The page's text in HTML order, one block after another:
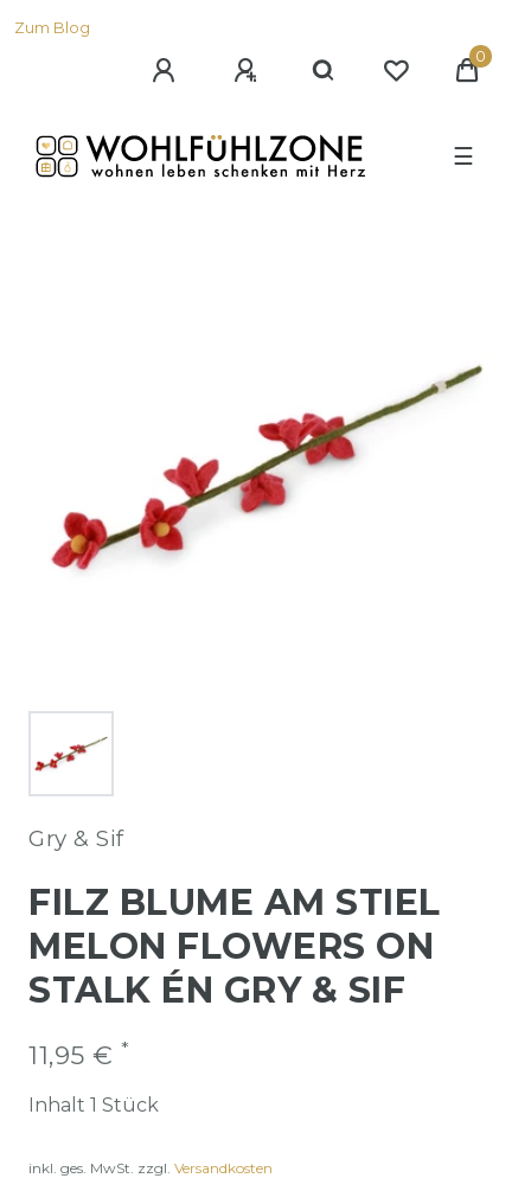
Zum Blog
0
☰
Gry & Sif
FILZ BLUME AM STIEL
MELON FLOWERS ON
STALK ÉN GRY & SIF
11,95 € *
Inhalt 1 Stück
inkl. ges. MwSt. zzgl. Versandkosten